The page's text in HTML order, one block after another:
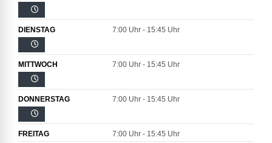
DIENSTAG 7:00 Uhr - 15:45 Uhr
MITTWOCH 7:00 Uhr - 15:45 Uhr
DONNERSTAG 7:00 Uhr - 15:45 Uhr
FREITAG 7:00 Uhr - 15:45 Uhr